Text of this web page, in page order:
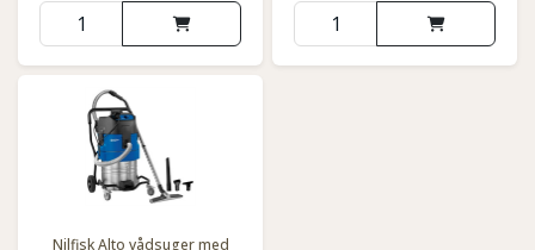
Nilfisk Alto vådsuger med